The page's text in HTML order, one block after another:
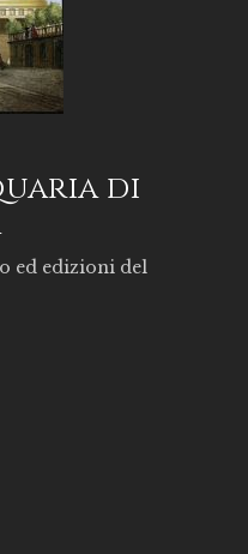
di
ed edizioni del